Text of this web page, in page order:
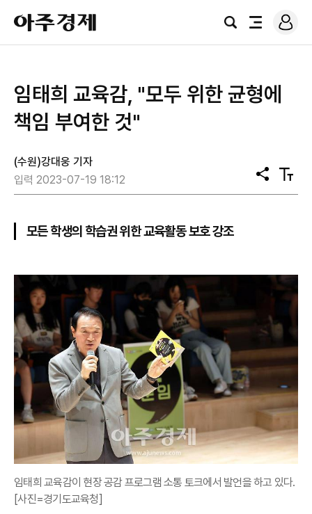
아
주
경
검
전
로
그
임태희 교육감, "모두 위한 균형에
책임 부여한 것"
(수원)강대웅 기자
입력 2023-07-19 18:12
공
유
텍
스
모든 학생의 학습권 위한 교육활동 보호 강조
임태희 교육감이 현장 공감 프로그램 소통 토크에서 발언을 하고 있다.
[사진=경기도교육청]